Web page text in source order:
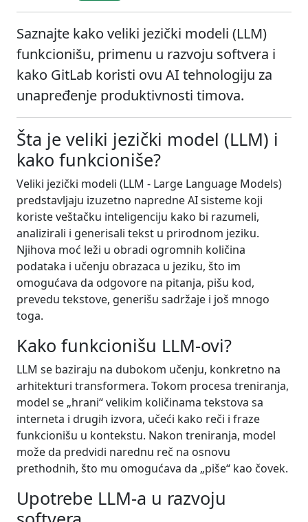
Saznajte kako veliki jezički modeli (LLM)
funkcionišu, primenu u razvoju softvera i
kako GitLab koristi ovu AI tehnologiju za
unapređenje produktivnosti timova.
Šta je veliki jezički model (LLM) i
kako funkcioniše?
Veliki jezički modeli (LLM - Large Language Models)
predstavljaju izuzetno napredne AI sisteme koji
koriste veštačku inteligenciju kako bi razumeli,
analizirali i generisali tekst u prirodnom jeziku.
Njihova moć leži u obradi ogromnih količina
podataka i učenju obrazaca u jeziku, što im
omogućava da odgovore na pitanja, pišu kod,
prevedu tekstove, generišu sadržaje i još mnogo
toga.
Kako funkcionišu LLM-ovi?
LLM se baziraju na dubokom učenju, konkretno na
arhitekturi transformera. Tokom procesa treniranja,
model se „hrani“ velikim količinama tekstova sa
interneta i drugih izvora, učeći kako reči i fraze
funkcionišu u kontekstu. Nakon treniranja, model
može da predvidi narednu reč na osnovu
prethodnih, što mu omogućava da „piše“ kao čovek.
Upotrebe LLM-a u razvoju